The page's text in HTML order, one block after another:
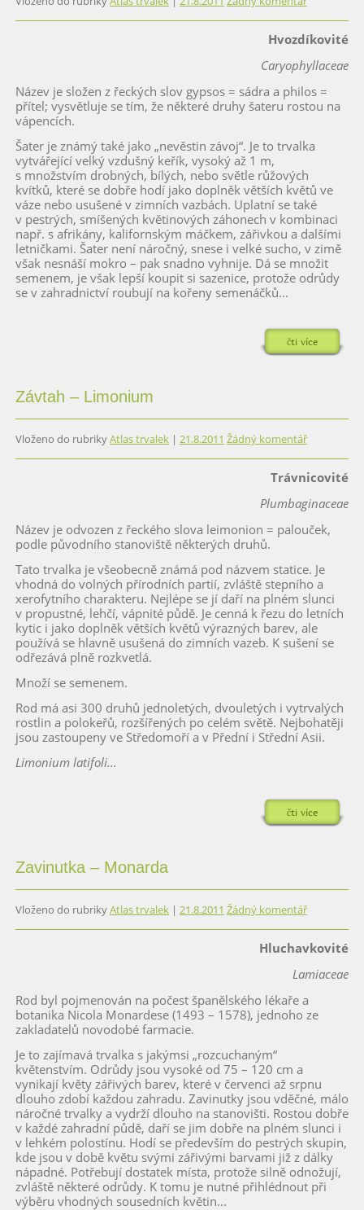
Hvozdíkovité
Caryophyllaceae
Název je složen z řeckých slov gypsos = sádra a philos =
přítel; vysvětluje se tím, že některé druhy šateru rostou na
vápencích.
Šater je známý také jako „nevěstin závoj“. Je to trvalka
vytvářející velký vzdušný keřík, vysoký až 1 m,
s množstvím drobných, bílých, nebo světle růžových
kvítků, které se dobře hodí jako doplněk větších květů ve
váze nebo usušené v zimních vazbách. Uplatní se také
v pestrých, smíšených květinových záhonech v kombinaci
např. s afrikány, kalifornským máčkem, zářivkou a dalšími
letničkami. Šater není náročný, snese i velké sucho, v zimě
však nesnáší mokro – pak snadno vyhnije. Dá se množit
semenem, je však lepší koupit si sazenice, protože odrůdy
se v zahradnictví roubují na kořeny semenáčků...
čti více
Závtah – Limonium
Vloženo do rubrikyAtlas trvalek| 21.8.2011 Žádný komentář
Trávnicovité
Plumbaginaceae
Název je odvozen z řeckého slova leimonion = palouček,
podle původního stanoviště některých druhů.
Tato trvalka je všeobecně známá pod názvem statice. Je
vhodná do volných přírodních partií, zvláště stepního a
xerofytního charakteru. Nejlépe se jí daří na plném slunci
v propustné, lehčí, vápnité půdě. Je cenná k řezu do letních
kytic i jako doplněk větších květů výrazných barev, ale
používá se hlavně usušená do zimních vazeb. K sušení se
odřezává plně rozkvetlá.
Množí se semenem.
Rod má asi 300 druhů jednoletých, dvouletých i vytrvalých
rostlin a polokeřů, rozšířených po celém světě. Nejbohatěji
jsou zastoupeny ve Středomoří a v Přední i Střední Asii.
Limonium latifoli...
čti více
Zavinutka – Monarda
Vloženo do rubrikyAtlas trvalek| 21.8.2011 Žádný komentář
Hluchavkovité
Lamiaceae
Rod byl pojmenován na počest španělského lékaře a
botanika Nicola Monardese (1493 – 1578), jednoho ze
zakladatelů novodobé farmacie.
Je to zajímavá trvalka s jakýmsi „rozcuchaným“
květenstvím. Odrůdy jsou vysoké od 75 – 120 cm a
vynikají květy zářivých barev, které v červenci až srpnu
dlouho zdobí každou zahradu. Zavinutky jsou vděčné, málo
náročné trvalky a vydrží dlouho na stanovišti. Rostou dobře
v každé zahradní půdě, daří se jim dobře na plném slunci i
v lehkém polostínu. Hodí se především do pestrých skupin,
kde jsou v době květu svými zářivými barvami již z dálky
nápadné. Potřebují dostatek místa, protože silně odnožují,
zvláště některé odrůdy. K tomu je nutné přihlédnout při
výběru vhodných sousedních květin...